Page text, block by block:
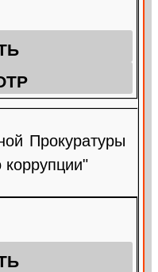
Прокуратуры